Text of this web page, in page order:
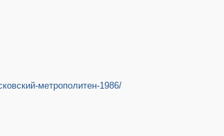
метрополитен-1986/